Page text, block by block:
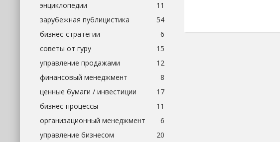
энциклопедии
11
зарубежная публицистика
54
бизнес-стратегии
6
советы от гуру
15
управление продажами
12
финансовый менеджмент
8
ценные бумаги / инвестиции
17
бизнес-процессы
11
организационный менеджмент
6
управление бизнесом
20